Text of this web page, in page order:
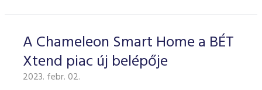
A Chameleon Smart Home a BÉT
Xtend piac új belépője
2023. febr. 02.